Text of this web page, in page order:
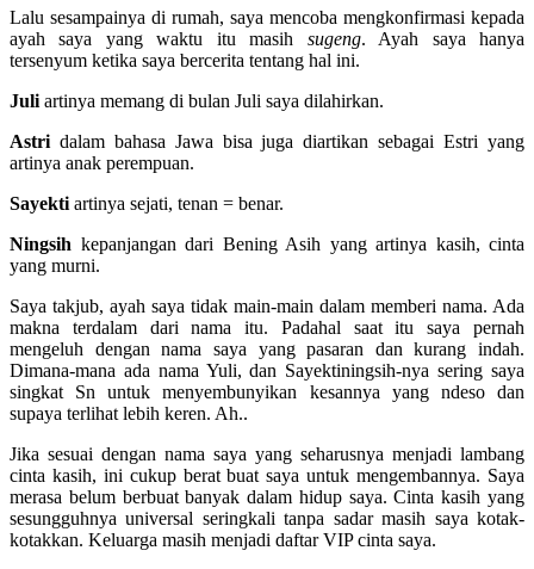
Lalu sesampainya di rumah, saya mencoba mengkonfirmasi kepada
ayah saya yang waktu itu masih sugeng. Ayah saya hanya
tersenyum ketika saya bercerita tentang hal ini.
Juliartinya memang di bulan Juli saya dilahirkan.
Astridalam bahasa Jawa bisa juga diartikan sebagai Estri yang
artinya anak perempuan.
Sayektiartinya sejati, tenan = benar.
Ningsih kepanjangan dari Bening Asih yang artinya kasih, cinta
yang murni.
Saya takjub, ayah saya tidak main-main dalam memberi nama. Ada
makna terdalam dari nama itu. Padahal saat itu saya pernah
mengeluh dengan nama saya yang pasaran dan kurang indah.
Dimana-mana ada nama Yuli, dan Sayektiningsih-nya sering saya
singkat Sn untuk menyembunyikan kesannya yang ndeso dan
supaya terlihat lebih keren. Ah..
Jika sesuai dengan nama saya yang seharusnya menjadi lambang
cinta kasih, ini cukup berat buat saya untuk mengembannya. Saya
merasa belum berbuat banyak dalam hidup saya. Cinta kasih yang
sesungguhnya universal seringkali tanpa sadar masih saya kotak-
kotakkan. Keluarga masih menjadi daftar VIP cinta saya.